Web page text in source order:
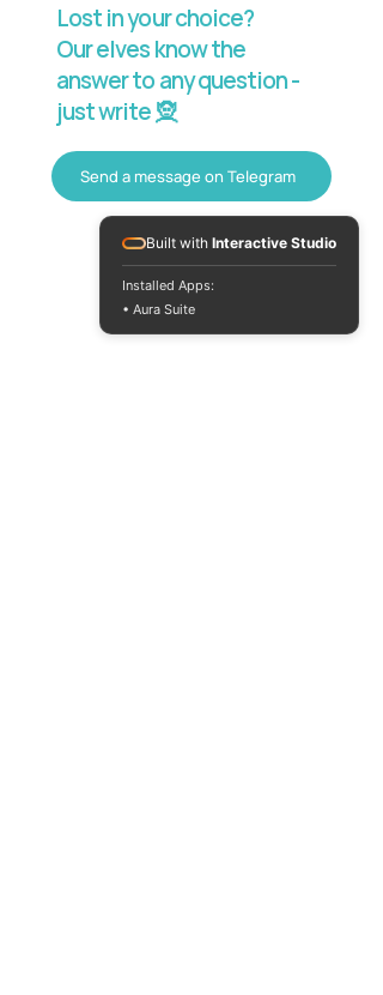
Lost in your choice?
Our elves know the
answer to any question -
just write 🧝
Send a message on Telegram
Built with Interactive Studio
Installed Apps:
• Aura Suite